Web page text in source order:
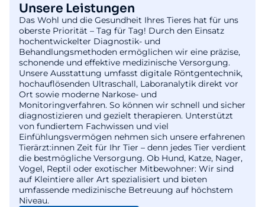
Unsere Leistungen
Das Wohl und die Gesundheit Ihres Tieres hat für uns
oberste Priorität – Tag für Tag! Durch den Einsatz
hochentwickelter Diagnostik- und
Behandlungsmethoden ermöglichen wir eine präzise,
schonende und effektive medizinische Versorgung.
Unsere Ausstattung umfasst digitale Röntgentechnik,
hochauflösenden Ultraschall, Laboranalytik direkt vor
Ort sowie moderne Narkose- und
Monitoringverfahren. So können wir schnell und sicher
diagnostizieren und gezielt therapieren. Unterstützt
von fundiertem Fachwissen und viel
Einfühlungsvermögen nehmen sich unsere erfahrenen
Tierärzt:innen Zeit für Ihr Tier – denn jedes Tier verdient
die bestmögliche Versorgung. Ob Hund, Katze, Nager,
Vogel, Reptil oder exotischer Mitbewohner: Wir sind
auf Kleintiere aller Art spezialisiert und bieten
umfassende medizinische Betreuung auf höchstem
Niveau.